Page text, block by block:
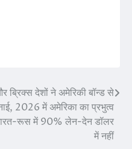
ब्रिक्स देशों ने अमेरिकी बॉन्ड से
2026 में अमेरिका का प्रभुत्व
रूस में 90% लेन-देन डॉलर
में नहीं